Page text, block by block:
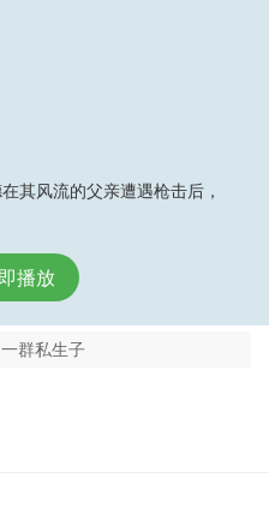
其风流的父亲遭遇枪击后，
播放
一群私生子